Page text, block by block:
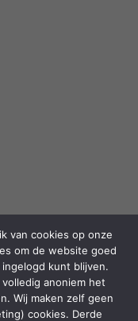
van cookies op onze
om de website goed
kunt blijven.
anoniem het
Wij maken zelf geen
cookies. Derde